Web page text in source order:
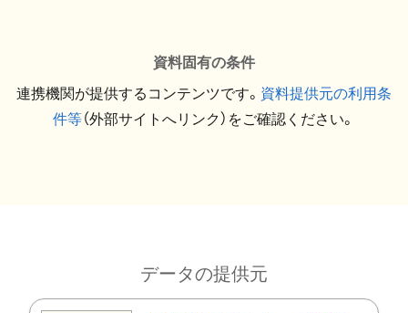
資料固有の条件
連携機関が提供するコンテンツです。 資料提供元の利用条
件等（外部サイトへリンク）をご確認ください。
データの提供元